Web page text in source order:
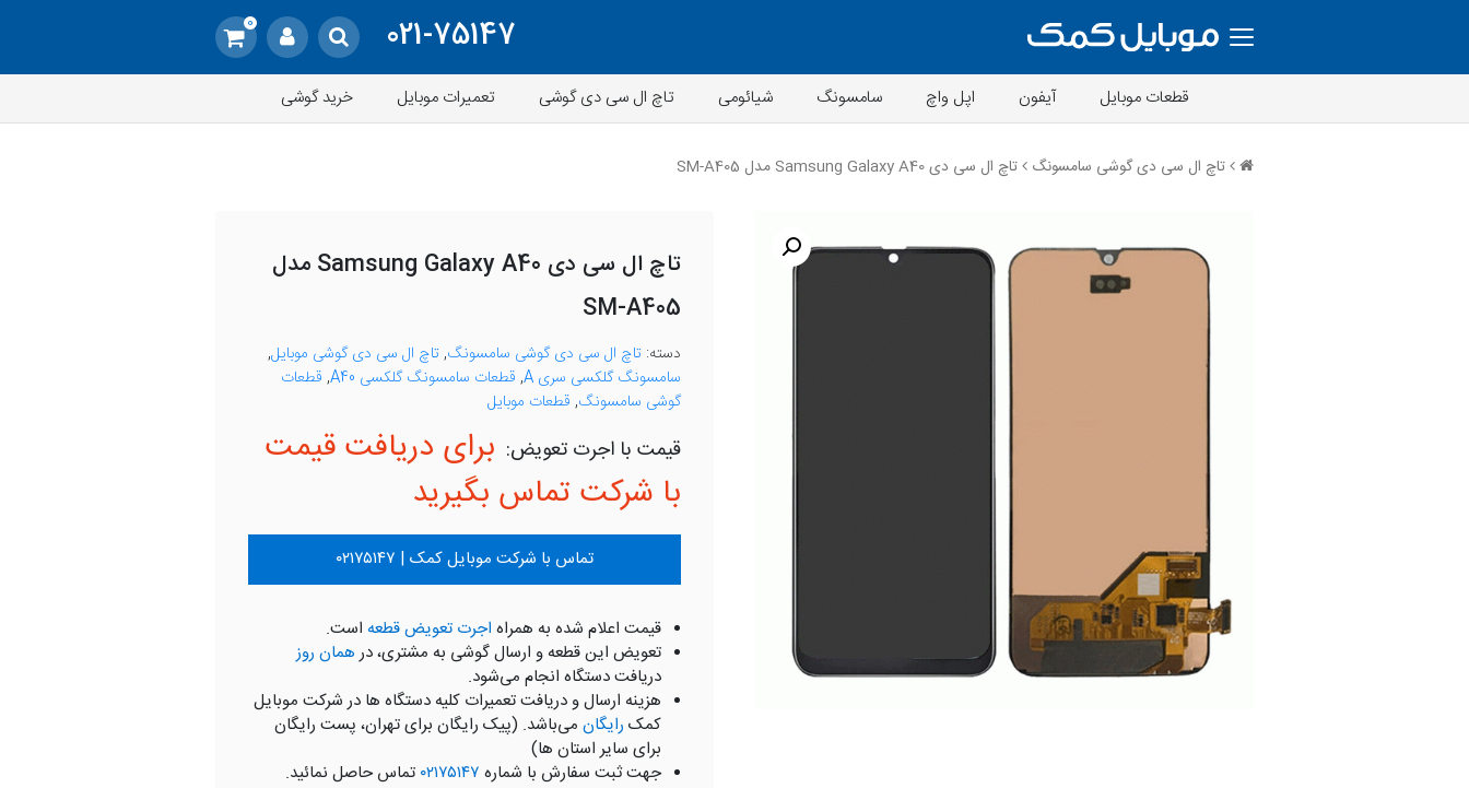
021-75147
0
قطعات موبایل آیفون اپل واچ سامسونگ شیائومی تاچ ال سی دی گوشی تعمیرات موبایل خرید گوشی
تاچ ال سی دی گوشی سامسونگ تاچ ال سی دی Samsung Galaxy A40 مدل SM-A405
تاچ ال سی دی Samsung Galaxy A40 مدل
SM-A405
دسته: تاچ ال سی دی گوشی سامسونگ, تاچ ال سی دی گوشی موبایل,
سامسونگ گلکسی سری A
, قطعات سامسونگ گلکسی A40 , قطعات
گوشی سامسونگ, قطعات موبایل
برای دریافت قیمت
با شرکت تماس بگیرید
تماس با شرکت موبایل کمک | ۰۲۱۷۵۱۴۷
قیمت اعلام شده به همراه اجرت تعویض قطعه است.
تعویض این قطعه و ارسال گوشی به مشتری، درهمان روز
دریافت دستگاه انجام می‌شود.
هزینه ارسال و دریافت تعمیرات کلیه دستگاه ها در شرکت موبایل
کمک رایگان می‌باشد. (پیک رایگان برای تهران، پست رایگان
برای سایر استان ها)
جهت ثبت سفارش با شماره ۰۲۱۷۵۱۴۷ تماس حاصل نمائید.